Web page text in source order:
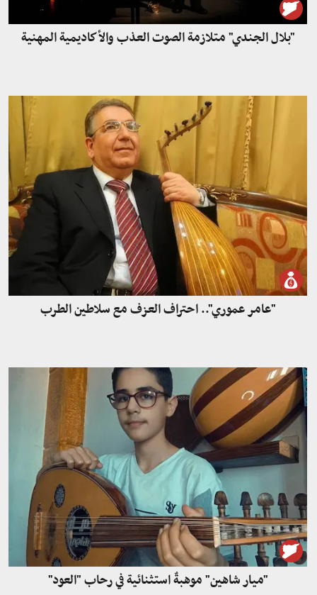
"بلال الجندي" متلازمة الصوت العذب والأكاديمية المهنية
"عامر عموري".. احتراف العزف مع سلاطين الطرب
"ميار شاهين" موهبةٌ استثنائية في رحاب "العود"